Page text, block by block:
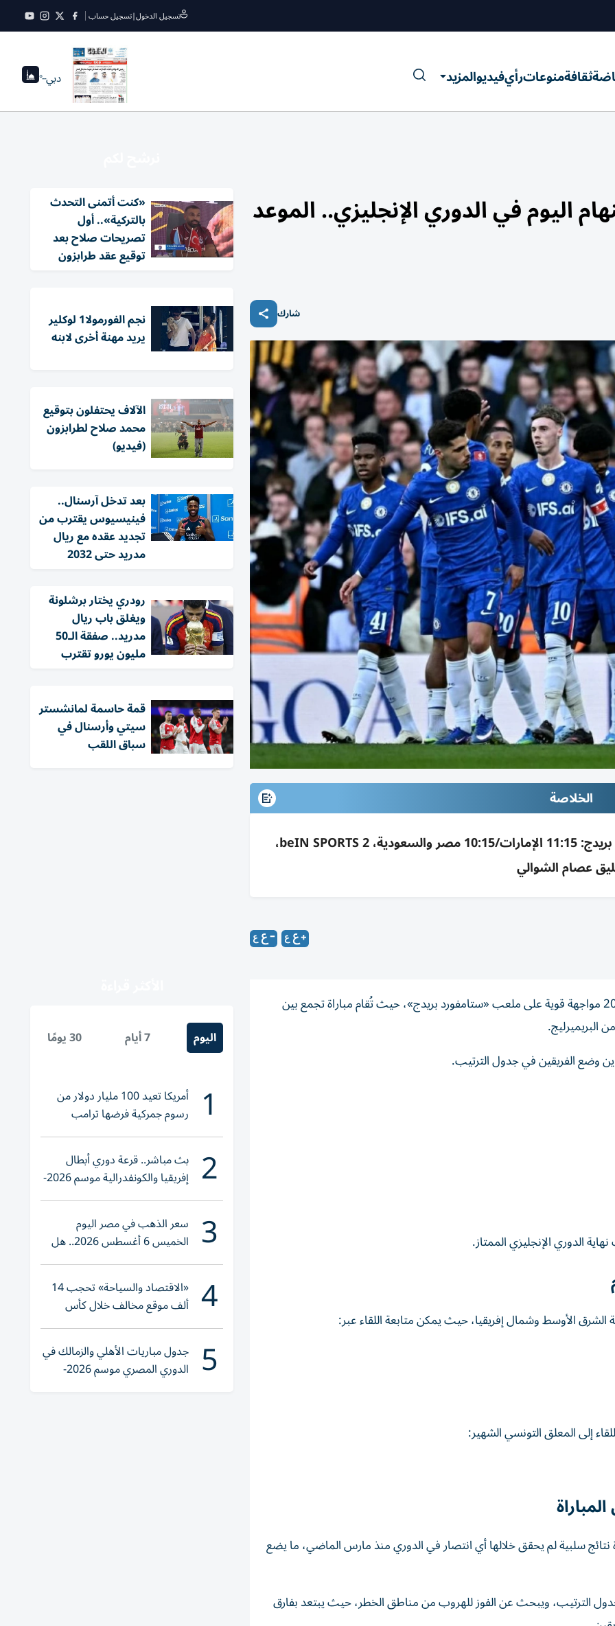
تسجيل الدخول|تسجيل حساب
ثقافةمنوعاترأيفيديوالمزيد دبي--°
اليوم في الدوري الإنجليزي.. الموعد
شارك
الخلاصة
تشيلسي يواجه توتنهام 19 مايو 2026 بستامفورد بريدج: 11:15 الإمارات/10:15 مصر والسعودية، beIN SPORTS 2،
عصام الشوالي
يتابع عشاق الدوري الإنجليزي مساء الثلاثاء 19 مايو/ أيار 2026 مواجهة قوية على ملعب «ستامفورد بريدج»، حيث تُقام مباراة تجمع بين
البريميرليج.
وضع الفريقين في جدول الترتيب.
الدوري الإنجليزي الممتاز.
الأوسط وشمال إفريقيا، حيث يمكن متابعة اللقاء عبر:
إلى المعلق التونسي الشهير:
سلبية لم يحقق خلالها أي انتصار في الدوري منذ مارس الماضي، ما يضع
الترتيب، ويبحث عن الفوز للهروب من مناطق الخطر، حيث يبتعد بفارق
«كنت أتمنى التحدث
بالتركية».. أول
تصريحات صلاح بعد
توقيع عقد طرابزون
نجم الفورمولا1 لوكلير
يريد مهنة أخرى لابنه
الآلاف يحتفلون بتوقيع
محمد صلاح لطرابزون
(فيديو)
بعد تدخل آرسنال..
فينيسيوس يقترب من
تجديد عقده مع ريال
مدريد حتى 2032
رودري يختار برشلونة
ويغلق باب ريال
مدريد.. صفقة الـ50
مليون يورو تقترب
قمة حاسمة لمانشستر
سيتي وأرسنال في
سباق اللقب
اليوم 7 أيام 30 يومًا
1 أمريكا تعيد 100 مليار دولار من
رسوم جمركية فرضها ترامب
2 بث مباشر.. قرعة دوري أبطال
إفريقيا والكونفدرالية موسم 2026-
2027
3 سعر الذهب في مصر اليوم
الخميس 6 أغسطس 2026.. هل
تنوي الشراء؟
4 «الاقتصاد والسياحة» تحجب 14
ألف موقع مخالف خلال كأس
العالم 2026
5 جدول مباريات الأهلي والزمالك في
الدوري المصري موسم 2026-